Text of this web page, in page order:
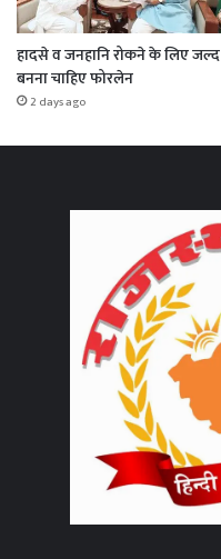
हादसे व जनहानि रोकने के लिए जल्द
बनना चाहिए फोरलेन
2 days ago